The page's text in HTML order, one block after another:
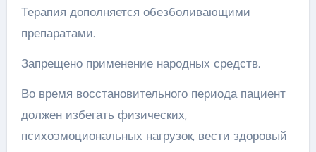
Терапия дополняется обезболивающими
препаратами.
Запрещено применение народных средств.
Во время восстановительного периода пациент
должен избегать физических,
психоэмоциональных нагрузок, вести здоровый